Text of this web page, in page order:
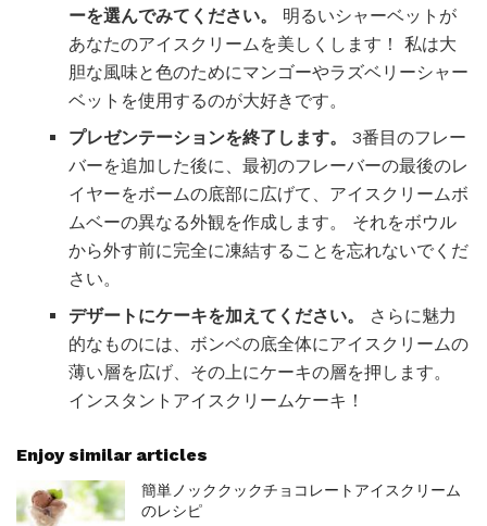
ーを選んでみてください。
明るいシャーベットが
あなたのアイスクリームを美しくします！ 私は大
胆な風味と色のためにマンゴーやラズベリーシャー
ベットを使用するのが大好きです。
プレゼンテーションを終了します。
3番目のフレー
バーを追加した後に、最初のフレーバーの最後のレ
イヤーをボームの底部に広げて、アイスクリームボ
ムベーの異なる外観を作成します。 それをボウル
から外す前に完全に凍結することを忘れないでくだ
さい。
デザートにケーキを加えてください。
さらに魅力
的なものには、ボンベの底全体にアイスクリームの
薄い層を広げ、その上にケーキの層を押します。
インスタントアイスクリームケーキ！
Enjoy similar articles
簡単ノッククックチョコレートアイスクリーム
のレシピ